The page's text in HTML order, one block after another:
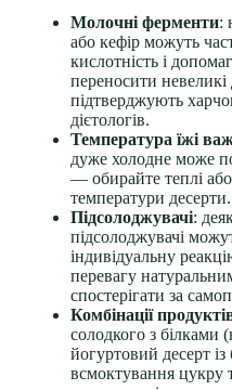
Молочні ферменти:
або кефір можуть
кислотність і
переносити
підтверджують
дієтологів.
Температура їжі
дуже холодне може
— обирайте теплi або
температури десерти.
Підсолоджувачі:
підсолоджувачі
індивідуальну
перевагу
спостерігати за
Комбінації
солодкого з білками
йогуртовий десерт
всмоктування цукру